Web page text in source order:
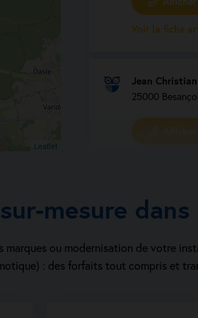
Leaflet
Voir la fiche
Jean Christian
25000
Alexandre
mesure dans
marques ou modernisation de votre
: des forfaits tout compris et